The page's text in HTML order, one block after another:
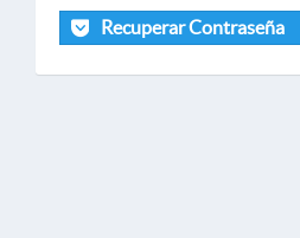
Recuperar Contraseña